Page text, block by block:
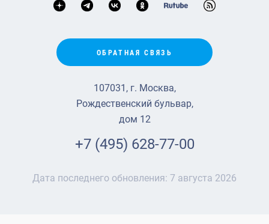
ОБРАТНАЯ СВЯЗЬ
107031, г. Москва,
Рождественский бульвар,
дом 12
+7 (495) 628-77-00
Дата последнего обновления: 7 августа 2026